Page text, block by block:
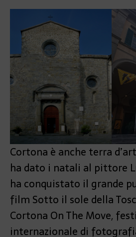
Cortona è anche terra
ha dato i natali al pittore
ha conquistato il grande
film Sotto il sole della
Cortona On The Move,
internazionale di